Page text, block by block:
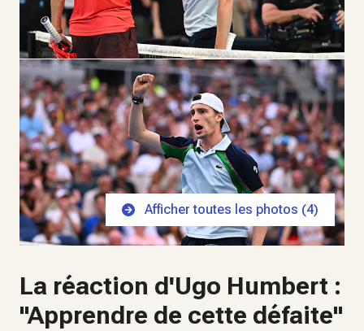
Afficher toutes les photos (4)
La réaction d'Ugo Humbert :
"Apprendre de cette défaite"